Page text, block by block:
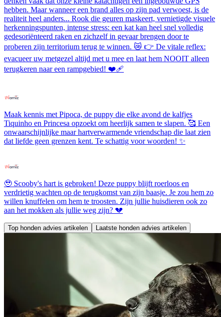
hebben. Maar wanneer een brand alles op zijn pad verwoest, is de
realiteit heel anders... Rook die geuren maskeert, vernietigde visuele
herkenningspunten, intense stress: een kat kan heel snel volledig
gedesoriënteerd raken en zichzelf in gevaar brengen door te
proberen zijn territorium terug te winnen. 😿 👉 De vitale reflex:
evacueer uw metgezel altijd met u mee en laat hem NOOIT alleen
terugkeren naar een rampgebied! ❤️‍🩹
Maak kennis met Pipoca, de puppy die elke avond de kalfjes
Tiquinho en Princesa opzoekt om heerlijk samen te slapen. 🥰 Een
onwaarschijnlijke maar hartverwarmende vriendschap die laat zien
dat liefde geen grenzen kent. Te schattig voor woorden! ✨
🥹 Scooby's hart is gebroken! Deze puppy blijft roerloos en
verdrietig wachten op de terugkomst van zijn baasje. Je zou hem zo
willen knuffelen om hem te troosten. Zijn jullie huisdieren ook zo
aan het mokken als jullie weg zijn? 💔
Top honden advies artikelen Laatste honden advies artikelen